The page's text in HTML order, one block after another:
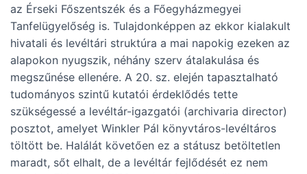
az Érseki Főszentszék és a Főegyházmegyei
Tanfelügyelőség is. Tulajdonképpen az ekkor kialakult
hivatali és levéltári struktúra a mai napokig ezeken az
alapokon nyugszik, néhány szerv átalakulása és
megszűnése ellenére. A 20. sz. elején tapasztalható
tudományos szintű kutatói érdeklődés tette
szükségessé a levéltár-igazgatói (archivaria director)
posztot, amelyet Winkler Pál könyvtáros-levéltáros
töltött be. Halálát követően ez a státusz betöltetlen
maradt, sőt elhalt, de a levéltár fejlődését ez nem